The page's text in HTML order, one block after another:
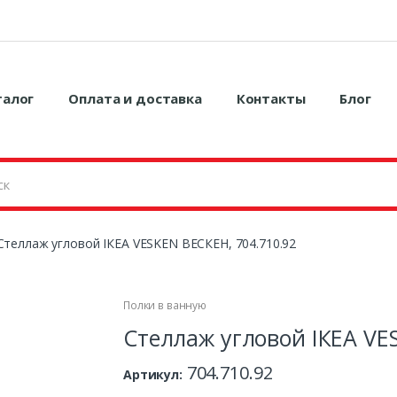
Оплата и доставка Контакты Блог
угловой ІКЕА VESKEN ВЕСКЕН, 704.710.92
Полки в ванную
Стеллаж угловой ІКЕА
Артикул: 704.710.92